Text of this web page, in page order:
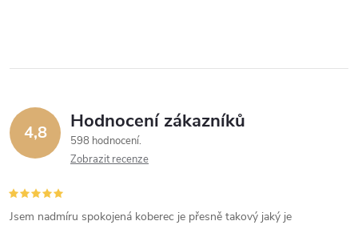
4,8 Hodnocení zákazníků
598 hodnocení
Zobrazit recenze
Jsem nadmíru spokojená koberec je přesně takový jaký je